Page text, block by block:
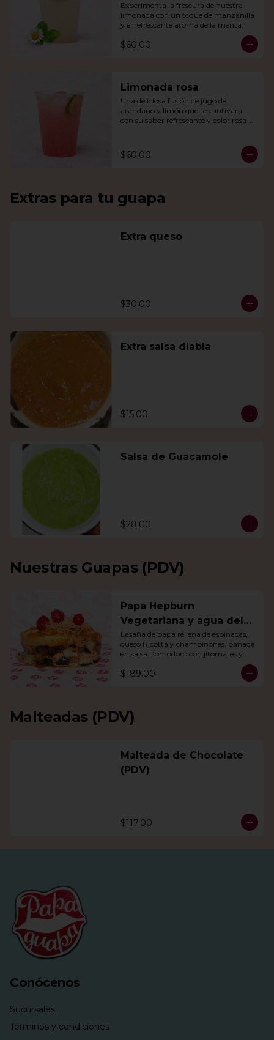
Experimenta la frescura de nuestra
limonada con un toque de manzanilla
y el refrescante aroma de la menta.
$60.00
Limonada rosa
Una deliciosa fusión de jugo de
arándano y limón que te cautivará
con su sabor refrescante y color rosa
$60.00
Extras para tu guapa
Extra queso
$30.00
Extra salsa diabla
$15.00
Salsa de Guacamole
$28.00
Nuestras Guapas (PDV)
Papa Hepburn
Vegetariana y agua del
día
Lasaña de papa rellena de espinacas,
queso Ricotta y champiñones, bañada
en salsa Pomodoro con jitomates y
queso gratinado. Incluye una agua del
día.
$189.00
Malteadas (PDV)
Malteada de Chocolate
(PDV)
$117.00
Conócenos
Sucursales
Términos y condiciones